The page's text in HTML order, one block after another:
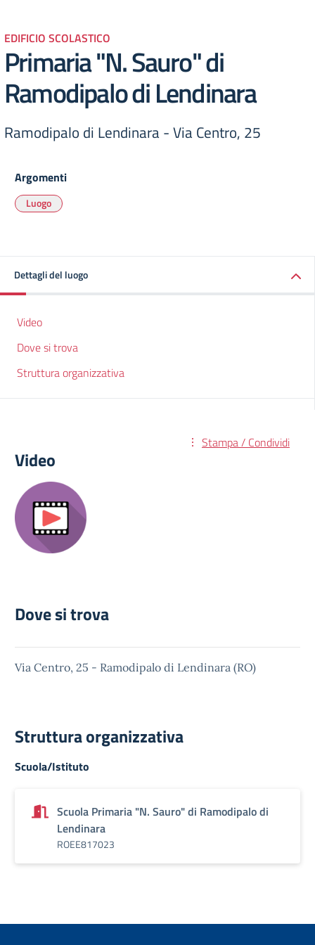
EDIFICIO SCOLASTICO
Primaria "N. Sauro" di
Ramodipalo di Lendinara
Ramodipalo di Lendinara - Via Centro, 25
Argomenti
Luogo
Dettagli del luogo
Video
Dove si trova
Struttura organizzativa
Stampa / Condividi
Video
Dove si trova
Via Centro, 25 - Ramodipalo di Lendinara (RO)
Struttura organizzativa
Scuola/Istituto
Scuola Primaria "N. Sauro" di Ramodipalo di
Lendinara
ROEE817023